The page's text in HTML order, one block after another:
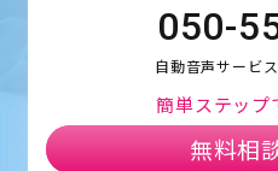
050-
自動音声サービ
簡単ステップ
無料相